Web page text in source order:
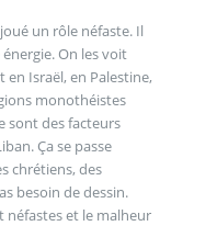
un rôle néfaste. Il
On les voit
Israël, en Palestine,
monothéistes
sont des facteurs
Ça se passe
besoin de dessin.
néfastes et le malheur